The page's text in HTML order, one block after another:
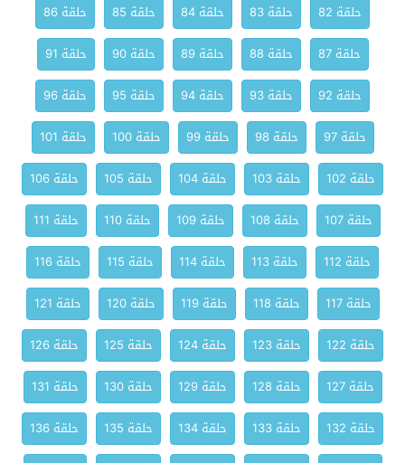
حلقة 82
حلقة 83 حلقة 84 حلقة 85
حلقة 86
حلقة 87
حلقة 88 حلقة 89 حلقة 90
حلقة 91
حلقة 92
حلقة 93 حلقة 94 حلقة 95
حلقة 96
حلقة 97
حلقة 98 حلقة 99 حلقة 100
حلقة 101
حلقة 102
حلقة 103 حلقة 104 حلقة 105
حلقة 106
حلقة 107
حلقة 108 حلقة 109 حلقة 110
حلقة 111
حلقة 112
حلقة 113 حلقة 114 حلقة 115
حلقة 116
حلقة 117
حلقة 118 حلقة 119 حلقة 120
حلقة 121
حلقة 122
حلقة 123 حلقة 124 حلقة 125
حلقة 126
حلقة 127
حلقة 128 حلقة 129 حلقة 130
حلقة 131
حلقة 132
حلقة 133 حلقة 134 حلقة 135
حلقة 136